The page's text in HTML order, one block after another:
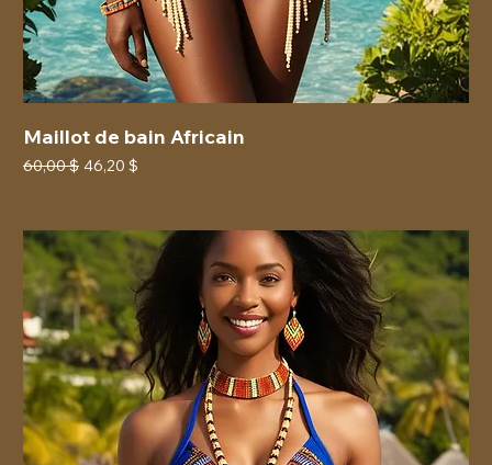
Maillot de bain Africain
Prix original
60,00 $ Prix promotionnel
46,20 $